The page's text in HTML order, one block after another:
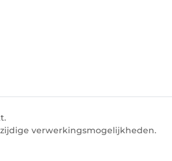
verwerkingsmogelijkheden.